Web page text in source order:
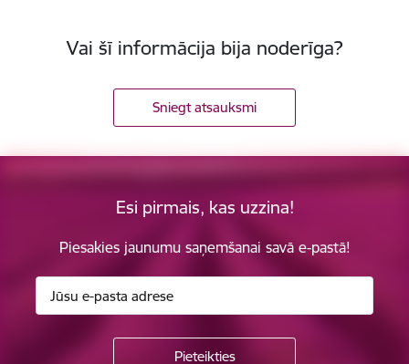
Vai šī informācija bija noderīga?
Sniegt atsauksmi
Esi pirmais, kas uzzina!
Piesakies jaunumu saņemšanai savā e-pastā!